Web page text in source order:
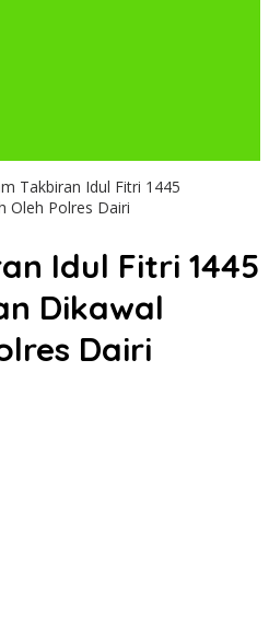
Takbiran Idul Fitri 1445
Oleh Polres Dairi
Idul Fitri 1445
Dikawal
Dairi